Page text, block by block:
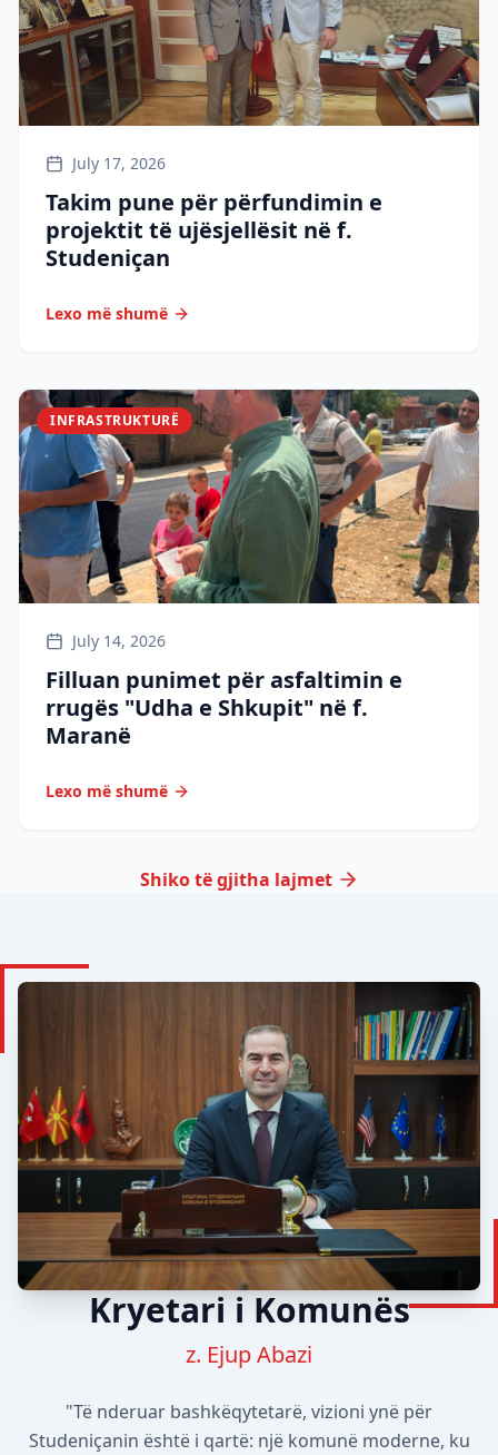
July 17, 2026
Takim pune për përfundimin e
projektit të ujësjellësit në f.
Studeniçan
Lexo më shumë
INFRASTRUKTURË
July 14, 2026
Filluan punimet për asfaltimin e
rrugës "Udha e Shkupit" në f.
Maranë
Lexo më shumë
Shiko të gjitha lajmet
Kryetari i Komunës
z. Ejup Abazi
"Të nderuar bashkëqytetarë, vizioni ynë për
Studeniçanin është i qartë: një komunë moderne, ku